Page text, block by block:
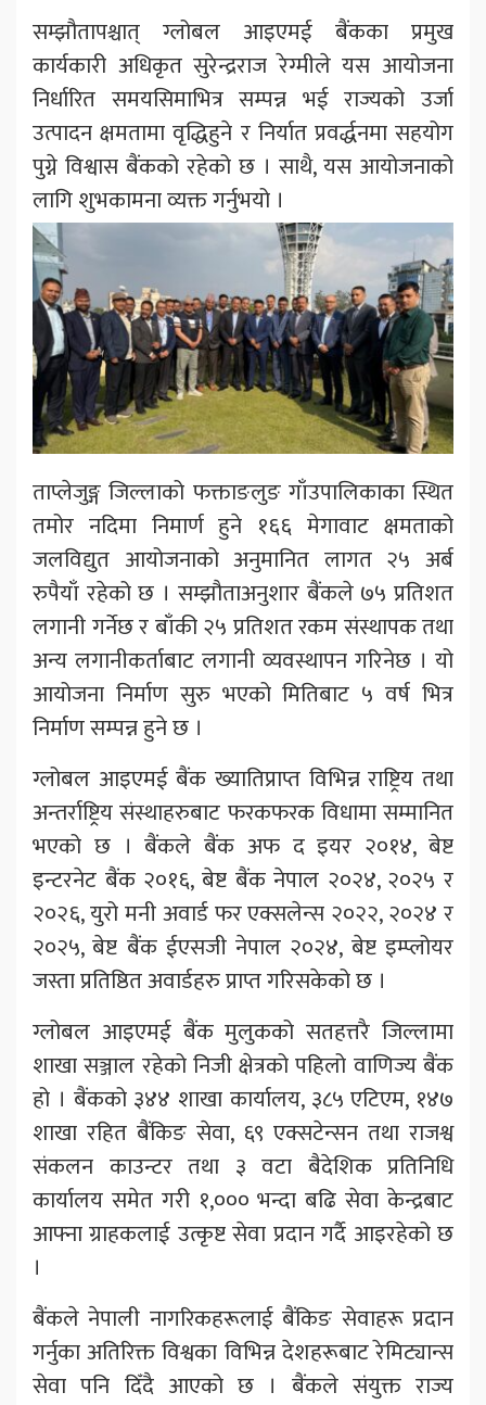
सम्झौतापश्चात् ग्लोबल आइएमई बैंकका प्रमुख
कार्यकारी अधिकृत सुरेन्द्रराज रेग्मीले यस आयोजना
निर्धारित समयसिमाभित्र सम्पन्न भई राज्यको उर्जा
उत्पादन क्षमतामा वृद्धिहुने र निर्यात प्रवर्द्धनमा सहयोग
पुग्ने विश्वास बैंकको रहेको छ । साथै, यस आयोजनाको
लागि शुभकामना व्यक्त गर्नुभयो ।
ताप्लेजुङ्ग जिल्लाको फक्ताङलुङ गाँउपालिकाका स्थित
तमोर नदिमा निमार्ण हुने १६६ मेगावाट क्षमताको
जलविद्युत आयोजनाको अनुमानित लागत २५ अर्ब
रुपैयाँ रहेको छ । सम्झौताअनुशार बैंकले ७५ प्रतिशत
लगानी गर्नेछ र बाँकी २५ प्रतिशत रकम संस्थापक तथा
अन्य लगानीकर्ताबाट लगानी व्यवस्थापन गरिनेछ । यो
आयोजना निर्माण सुरु भएको मितिबाट ५ वर्ष भित्र
निर्माण सम्पन्न हुने छ ।
ग्लोबल आइएमई बैंक ख्यातिप्राप्त विभिन्न राष्ट्रिय तथा
अन्तर्राष्ट्रिय संस्थाहरुबाट फरकफरक विधामा सम्मानित
भएको छ । बैंकले बैंक अफ द इयर २०१४, बेष्ट
इन्टरनेट बैंक २०१६, बेष्ट बैंक नेपाल २०२४, २०२५ र
२०२६, युरो मनी अवार्ड फर एक्सलेन्स २०२२, २०२४ र
२०२५, बेष्ट बैंक ईएसजी नेपाल २०२४, बेष्ट इम्प्लोयर
जस्ता प्रतिष्ठित अवार्डहरु प्राप्त गरिसकेको छ ।
ग्लोबल आइएमई बैंक मुलुकको सतहत्तरै जिल्लामा
शाखा सञ्जाल रहेको निजी क्षेत्रको पहिलो वाणिज्य बैंक
हो । बैंकको ३४४ शाखा कार्यालय, ३८५ एटिएम, १४७
शाखा रहित बैंकिङ सेवा, ६९ एक्सटेन्सन तथा राजश्व
संकलन काउन्टर तथा ३ वटा बैदेशिक प्रतिनिधि
कार्यालय समेत गरी १,००० भन्दा बढि सेवा केन्द्रबाट
आफ्ना ग्राहकलाई उत्कृष्ट सेवा प्रदान गर्दै आइरहेको छ
।
बैंकले नेपाली नागरिकहरूलाई बैंकिङ सेवाहरू प्रदान
गर्नुका अतिरिक्त विश्वका विभिन्न देशहरूबाट रेमिट्यान्स
सेवा पनि दिँदै आएको छ । बैंकले संयुक्त राज्य